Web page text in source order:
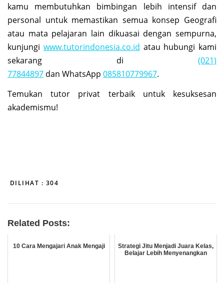
kamu membutuhkan bimbingan lebih intensif dan
personal untuk memastikan semua konsep Geografi
atau mata pelajaran lain dikuasai dengan sempurna,
kunjungi www.tutorindonesia.co.id atau hubungi kami
sekarang di (021)
77844897 dan WhatsApp 085810779967.
Temukan tutor privat terbaik untuk kesuksesan
akademismu!
DILIHAT : 304
Related Posts:
10 Cara Mengajari Anak Mengaji
Strategi Jitu Menjadi Juara Kelas,
Belajar Lebih Menyenangkan